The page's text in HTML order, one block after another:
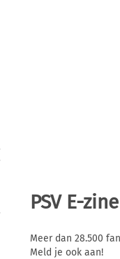
PSV E-zine
Meer dan 28.500
Meld je ook aan!